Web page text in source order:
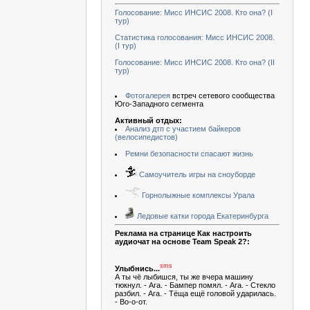
Голосование: Мисс ИНСИС 2008. Кто она? (I
тур)
Статистика голосования: Мисс ИНСИС 2008.
(I тур)
Голосование: Мисс ИНСИС 2008. Кто она? (II
тур)
Фотогалереявстреч сетевого сообщества
Юго-Западного сегмента
Активный отдых:
Анализ дтп с участием байкеров
(велосипедистов)
Ремни безопасности спасают жизнь
Самоучитель игры на сноуборде
Горнолыжные комплексы Урала
Ледовые катки города Екатеринбурга
Реклама на странице Как настроить
аудиочат на основе Team Speak 2?:
Улыбнись...sms
А ты чё лыбишся, ты же вчера машину
тюкнул. - Ага. - Бампер помял. - Ага. - Стекло
разбил. - Ага. - Тёща ещё головой ударилась.
- Во-о-от.